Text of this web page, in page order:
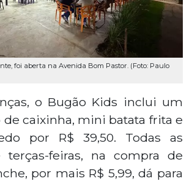
foi aberta na Avenida Bom Pastor. (Foto: Paulo
o Bugão Kids inclui um
de caixinha, mini batata frita e
por R$ 39,50. Todas as
terças-feiras, na compra de
por mais R$ 5,99, dá para